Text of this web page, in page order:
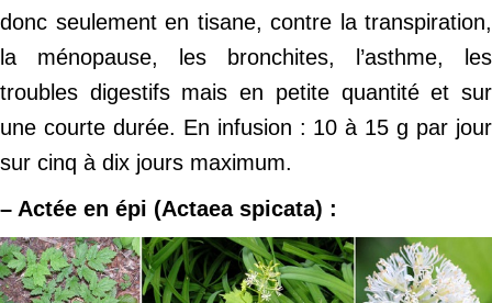
donc seulement en tisane, contre la transpiration,
la ménopause, les bronchites, l’asthme, les
troubles digestifs mais en petite quantité et sur
une courte durée. En infusion : 10 à 15 g par jour
sur cinq à dix jours maximum.
– Actée en épi (Actaea spicata) :